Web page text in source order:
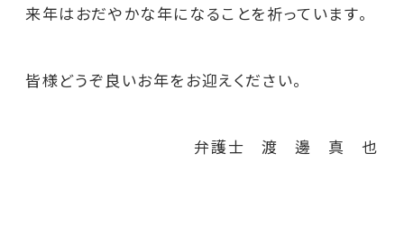
来年はおだやかな年になることを祈っています。
皆様どうぞ良いお年をお迎えください。
弁護士 渡 邊 真 也